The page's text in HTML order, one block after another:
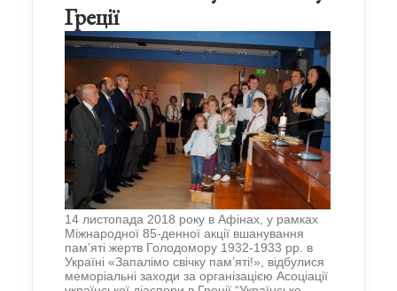
Греції
14 листопада 2018 року в Афінах, у рамках
Міжнародної 85-денної акції вшанування
пам’яті жертв Голодомору 1932-1933 рр. в
Україні «Запалімо свічку пам’яті!», відбулися
меморіальні заходи за організацією Асоціації